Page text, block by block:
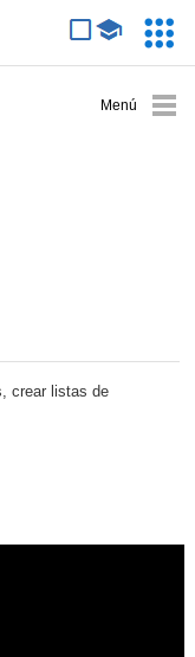
crear listas de